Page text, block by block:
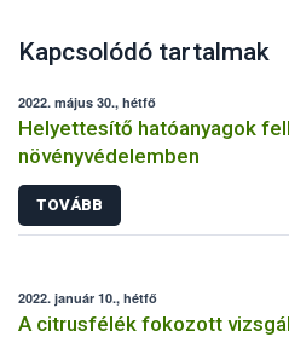
Kapcsolódó tartalmak
2022. május 30., hétfő
Helyettesítő hatóanyagok
növényvédelemben
TOVÁBB
2022. január 10., hétfő
A citrusfélék fokozott